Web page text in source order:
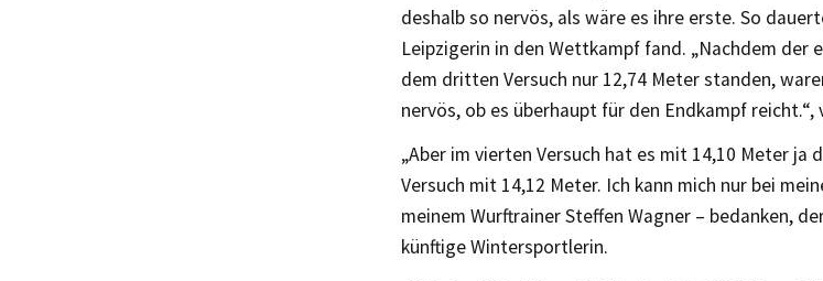
deshalb so nervös, als wäre es ihre erste. So
Leipzigerin in den Wettkampf fand. „Nachdem der
dem dritten Versuch nur 12,74 Meter standen,
nervös, ob es überhaupt für den Endkampf
„Aber im vierten Versuch hat es mit 14,10 Meter ja
Versuch mit 14,12 Meter. Ich kann mich nur bei
meinem Wurftrainer Steffen Wagner – bedanken,
künftige Wintersportlerin.